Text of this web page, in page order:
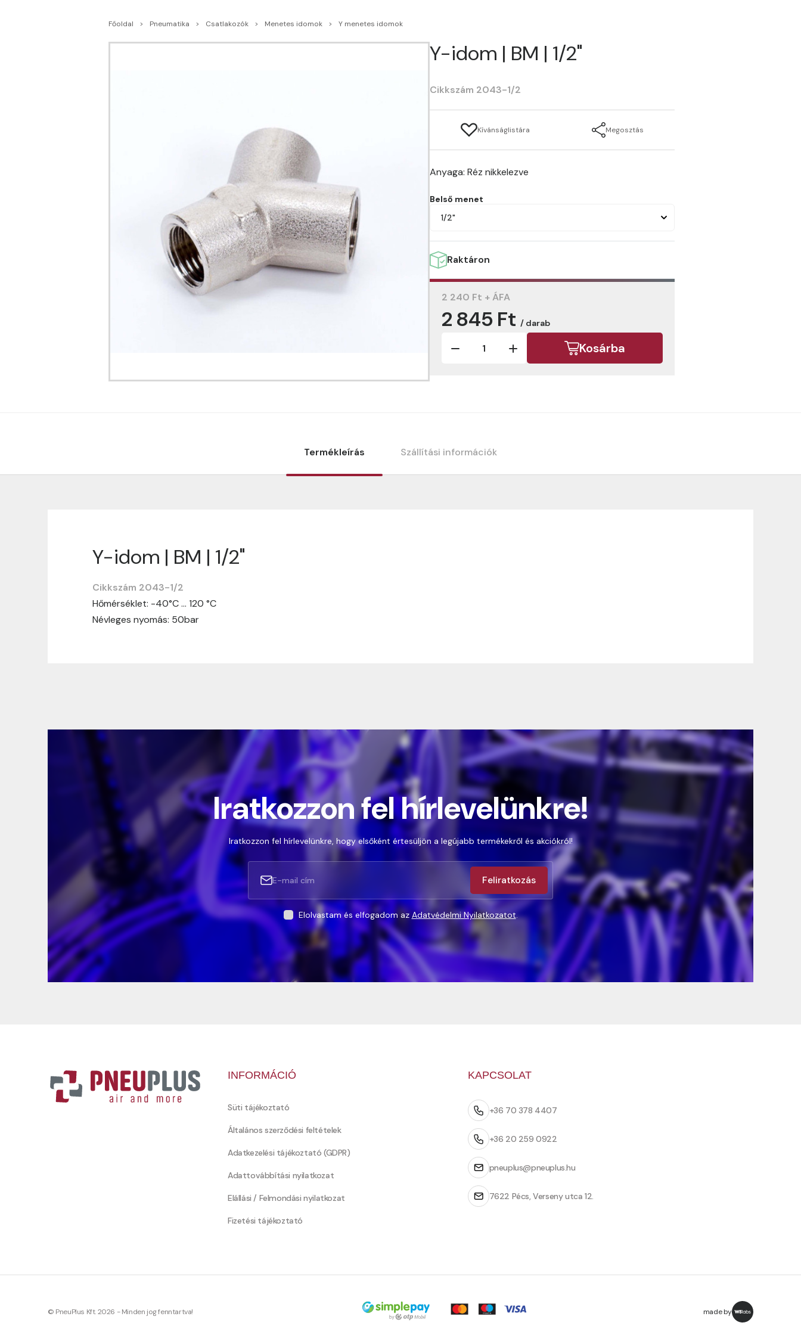
Főoldal Pneumatika Csatlakozók Menetes idomok Y menetes idomok
Y-idom | BM | 1/2"
Cikkszám 2043-1/2
Kívánságlistára Megosztás
Anyaga: Réz nikkelezve
Belső menet
1/2"
Raktáron
2 240 Ft + ÁFA
2 845 Ft / darab
Kosárba
Termékleírás Szállítási információk
Y-idom | BM | 1/2"
Cikkszám 2043-1/2
Hőmérséklet: -40°C … 120 °C
Névleges nyomás: 50bar
Szállítási információk
Nagyon köszönjük, hogy webshopunkat választottátok vásárlásaitokhoz. Az alábbiakban megtaláljátok szállítási információinkat, hogy a
vásárlásotok gördülékenyen és zökkenőmentesen történhessen.
Iratkozzon fel hírlevelünkre!
Iratkozzon fel hírlevelünkre, hogy elsőként értesüljön a legújabb termékekről és akciókról!
Feliratkozás
Elolvastam és elfogadom azAdatvédelmi Nyilatkozatot.
INFORMÁCIÓ
Süti tájékoztató
Általános szerződési feltételek
Adatkezelési tájékoztató (GDPR)
Adattovábbítási nyilatkozat
Elállási / Felmondási nyilatkozat
Fizetési tájékoztató
KAPCSOLAT
+36 70 378 4407
+36 20 259 0922
pneuplus@pneuplus.hu
7622 Pécs, Verseny utca 12.
© PneuPlus Kft. 2026 - Minden jog fenntartva! made by